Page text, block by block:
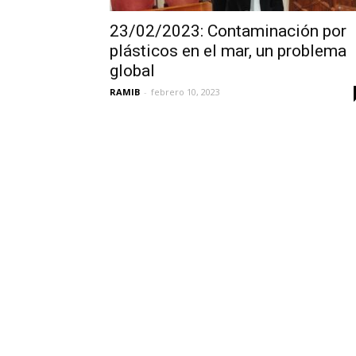
23/02/2023: Contaminación por
plásticos en el mar, un problema
global
RAMIB - febrero 10, 2023